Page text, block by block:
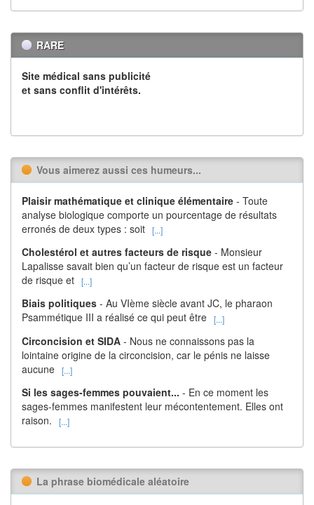
RARE
Site médical sans publicité
et sans conflit d'intérêts.
Vous aimerez aussi ces humeurs...
Plaisir mathématique et clinique élémentaire - Toute
analyse biologique comporte un pourcentage de résultats
erronés de deux types : soit [...]
Cholestérol et autres facteurs de risque - Monsieur
Lapalisse savait bien qu’un facteur de risque est un facteur
de risque et [...]
Biais politiques - Au VIème siècle avant JC, le pharaon
Psammétique III a réalisé ce qui peut être [...]
Circoncision et SIDA - Nous ne connaissons pas la
lointaine origine de la circoncision, car le pénis ne laisse
aucune [...]
Si les sages-femmes pouvaient... - En ce moment les
sages-femmes manifestent leur mécontentement. Elles ont
raison.
[...]
La phrase biomédicale aléatoire